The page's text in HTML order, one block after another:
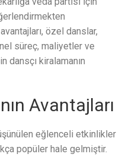
özel danslar,
süreç, maliyetler ve
dansçı kiralamanın
Avantajları
eğlenceli etkinlikler
popüler hale gelmiştir.